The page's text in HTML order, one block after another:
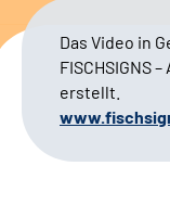
Service
Karriere
Suche
Das Video in
FISCHSIGNS
erstellt.